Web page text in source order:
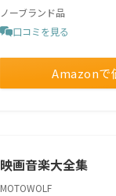
ノーブランド品
口コミを見る
Amazonで
映画音楽大全集
MOTOWOLF